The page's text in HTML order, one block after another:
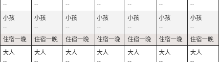
--
--
--
--
--
--
--
--
--
--
--
--
--
--